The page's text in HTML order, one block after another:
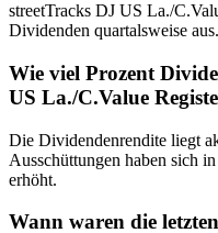
streetTracks DJ US La./
Dividenden quartalsweise aus.
Wie viel Prozent
US La./C.Value
Die Dividendenrendite liegt
Ausschüttungen haben sich
erhöht.
Wann waren die